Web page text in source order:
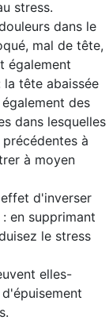
stress.
dans le
mal de tête,
également
la tête abaissée
des
dans lesquelles
à
à moyen
d'inverser
en supprimant
le stress
elles-